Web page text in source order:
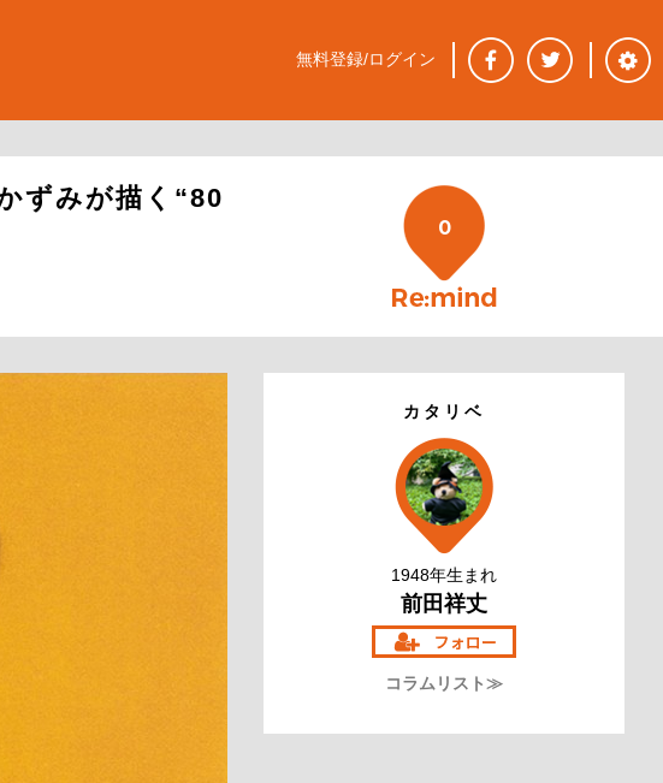
ずみが描く“80
0
カタリベ
1948年生まれ
前田祥丈
コラムリスト≫
無料登録/ログイン